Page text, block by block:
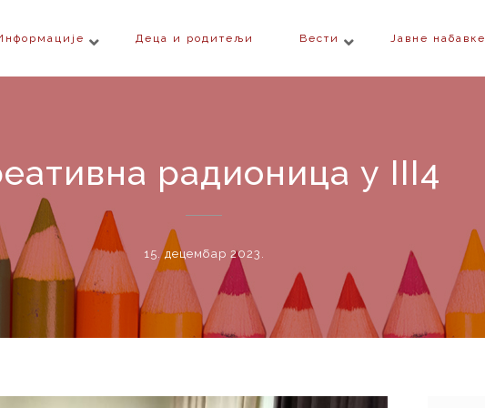
Деца и родитељи Вести Јавне набавке
радионица у III4
15. децембар 2023.